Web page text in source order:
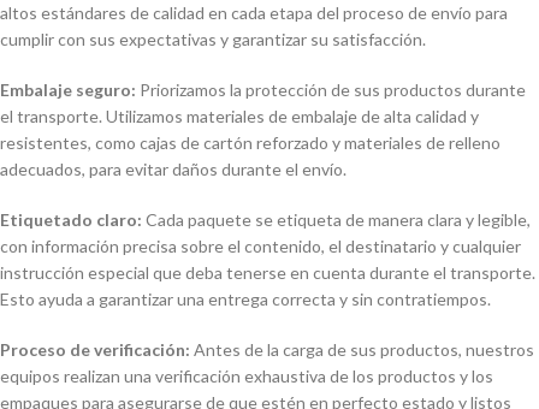
altos estándares de calidad en cada etapa del proceso de envío para
cumplir con sus expectativas y garantizar su satisfacción.
Embalaje seguro: Priorizamos la protección de sus productos durante
el transporte. Utilizamos materiales de embalaje de alta calidad y
resistentes, como cajas de cartón reforzado y materiales de relleno
adecuados, para evitar daños durante el envío.
Etiquetado claro: Cada paquete se etiqueta de manera clara y legible,
con información precisa sobre el contenido, el destinatario y cualquier
instrucción especial que deba tenerse en cuenta durante el transporte.
Esto ayuda a garantizar una entrega correcta y sin contratiempos.
Proceso de verificación: Antes de la carga de sus productos, nuestros
equipos realizan una verificación exhaustiva de los productos y los
empaques para asegurarse de que estén en perfecto estado y listos